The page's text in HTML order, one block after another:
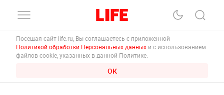
Посещая сайт life.ru, Вы соглашаетесь с приложенной
Политикой обработки Персональных данных и с использованием
файлов cookie, указанных в данной Политике.
ОК